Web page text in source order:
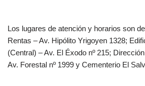
Los lugares de atención y horarios son
Rentas – Av. Hipólito Yrigoyen 1328;
(Central) – Av. El Éxodo nº 215;
Av. Forestal nº 1999 y Cementerio El